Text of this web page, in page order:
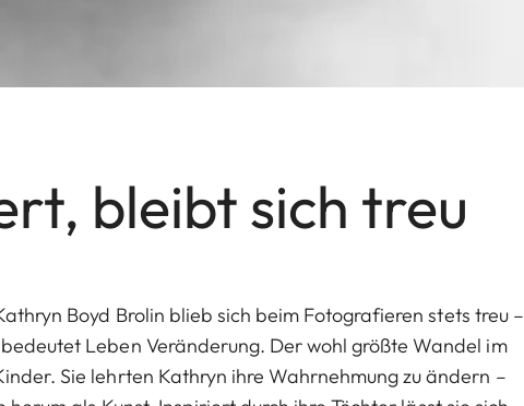
bleibt sich treu
Boyd Brolin blieb sich beim Fotografieren stets treu –
Leben Veränderung. Der wohl größte Wandel im
Sie lehrten Kathryn ihre Wahrnehmung zu ändern –